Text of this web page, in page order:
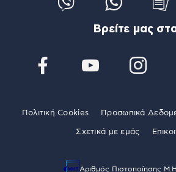
Βρείτε μας
Πολιτική Cookies Προσωπικά
Σχετικά με εμάς
Αριθμός Πιστοποίησης